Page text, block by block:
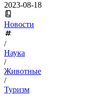
2023-08-18
Новости
/
Наука
/
Животные
/
Туризм